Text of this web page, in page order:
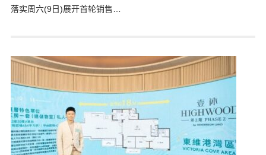
落实周六(9日)展开首轮销售…